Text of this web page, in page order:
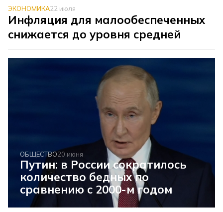
ЭКОНОМИКА22 июля
Инфляция для малообеспеченных
снижается до уровня средней
ОБЩЕСТВО20 июня
Путин: в России сократилось
количество бедных по
сравнению с 2000-м годом